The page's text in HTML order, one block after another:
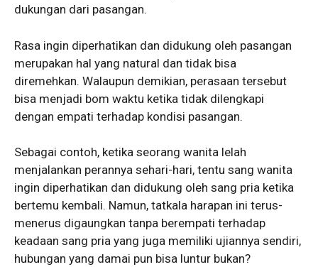
dukungan dari pasangan.
Rasa ingin diperhatikan dan didukung oleh pasangan
merupakan hal yang natural dan tidak bisa
diremehkan. Walaupun demikian, perasaan tersebut
bisa menjadi bom waktu ketika tidak dilengkapi
dengan empati terhadap kondisi pasangan.
Sebagai contoh, ketika seorang wanita lelah
menjalankan perannya sehari-hari, tentu sang wanita
ingin diperhatikan dan didukung oleh sang pria ketika
bertemu kembali. Namun, tatkala harapan ini terus-
menerus digaungkan tanpa berempati terhadap
keadaan sang pria yang juga memiliki ujiannya sendiri,
hubungan yang damai pun bisa luntur bukan?